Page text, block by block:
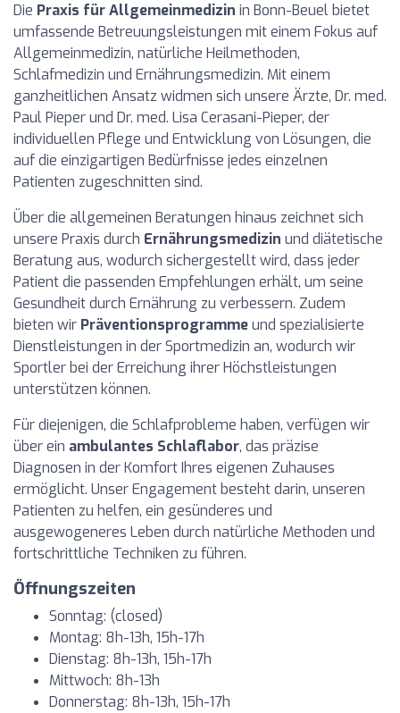
Die Praxis für Allgemeinmedizin in Bonn-Beuel bietet
umfassende Betreuungsleistungen mit einem Fokus auf
Allgemeinmedizin, natürliche Heilmethoden,
Schlafmedizin und Ernährungsmedizin. Mit einem
ganzheitlichen Ansatz widmen sich unsere Ärzte, Dr. med.
Paul Pieper und Dr. med. Lisa Cerasani-Pieper, der
individuellen Pflege und Entwicklung von Lösungen, die
auf die einzigartigen Bedürfnisse jedes einzelnen
Patienten zugeschnitten sind.
Über die allgemeinen Beratungen hinaus zeichnet sich
unsere Praxis durch Ernährungsmedizin und diätetische
Beratung aus, wodurch sichergestellt wird, dass jeder
Patient die passenden Empfehlungen erhält, um seine
Gesundheit durch Ernährung zu verbessern. Zudem
bieten wir Präventionsprogrammeund spezialisierte
Dienstleistungen in der Sportmedizin an, wodurch wir
Sportler bei der Erreichung ihrer Höchstleistungen
unterstützen können.
Für diejenigen, die Schlafprobleme haben, verfügen wir
über ein ambulantes Schlaflabor, das präzise
Diagnosen in der Komfort Ihres eigenen Zuhauses
ermöglicht. Unser Engagement besteht darin, unseren
Patienten zu helfen, ein gesünderes und
ausgewogeneres Leben durch natürliche Methoden und
fortschrittliche Techniken zu führen.
Öffnungszeiten
Sonntag: (closed)
Montag: 8h-13h, 15h-17h
Dienstag: 8h-13h, 15h-17h
Mittwoch: 8h-13h
Donnerstag: 8h-13h, 15h-17h